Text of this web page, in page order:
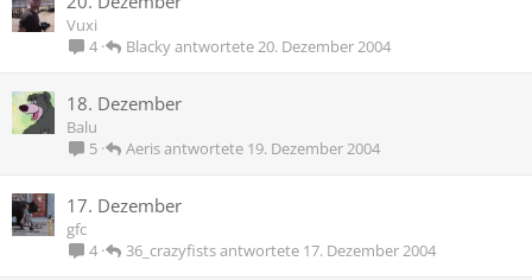
Vuxi
4
20. Dezember 2004
Blacky
18. Dezember
Balu
5
19. Dezember 2004
Aeris
17. Dezember
gfc
4
17. Dezember 2004
36_crazyfists